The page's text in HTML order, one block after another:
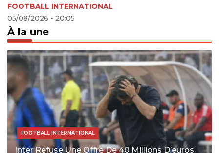
À la une
FOOTBALL INTERNATIONAL
Inter Refuse Une Offre De 40 Millions D’euros